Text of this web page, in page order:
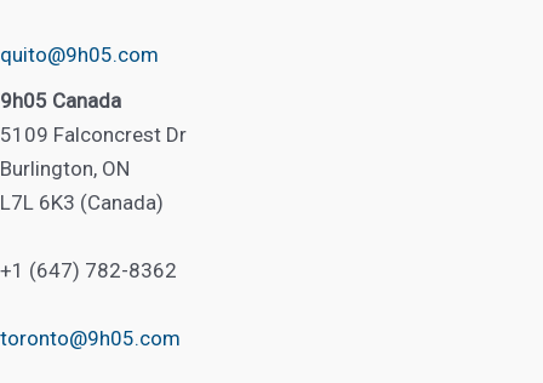
quito@9h05.com
9h05 Canada
5109 Falconcrest Dr
Burlington, ON
L7L 6K3 (Canada)
+1 (647) 782-8362
toronto@9h05.com